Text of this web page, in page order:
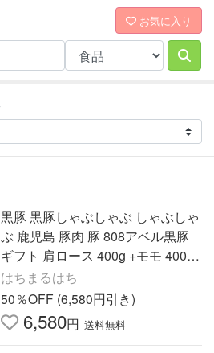
お気に入り
黒豚 黒豚しゃぶしゃぶ しゃぶしゃ
ぶ 鹿児島 豚肉 豚 808アベル黒豚
ギフト 肩ロース 400g +モモ 400g
産地直送 * ふるさと納税 ではあり
ません
はちまるはち
50％OFF (6,580円引き)
6,580円 送料無料